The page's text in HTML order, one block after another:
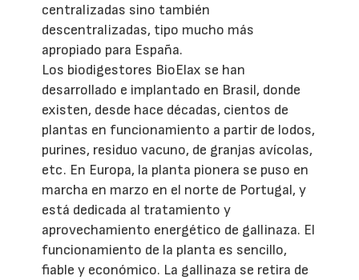
centralizadas sino también
descentralizadas, tipo mucho más
apropiado para España.
Los biodigestores BioElax se han
desarrollado e implantado en Brasil, donde
existen, desde hace décadas, cientos de
plantas en funcionamiento a partir de lodos,
purines, residuo vacuno, de granjas avícolas,
etc. En Europa, la planta pionera se puso en
marcha en marzo en el norte de Portugal, y
está dedicada al tratamiento y
aprovechamiento energético de gallinaza. El
funcionamiento de la planta es sencillo,
fiable y económico. La gallinaza se retira de